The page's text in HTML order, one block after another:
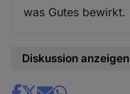
was Gutes bewirkt.
Diskussion anzeigen